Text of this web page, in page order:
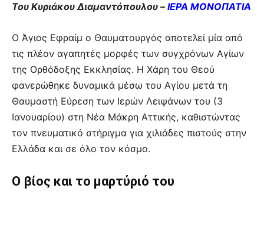
Του Κυριάκου Διαμαντόπουλου –ΙΕΡΑ ΜΟΝΟΠΑΤΙΑ
Ο Άγιος Εφραίμ ο Θαυματουργός αποτελεί μία από
τις πλέον αγαπητές μορφές των συγχρόνων Αγίων
της Ορθόδοξης Εκκλησίας. Η Χάρη του Θεού
φανερώθηκε δυναμικά μέσω του Αγίου μετά τη
Θαυμαστή Εύρεση των Ιερών Λειψάνων του (3
Ιανουαρίου) στη Νέα Μάκρη Αττικής, καθιστώντας
τον πνευματικό στήριγμα για χιλιάδες πιστούς στην
Ελλάδα και σε όλο τον κόσμο.
Ο βίος και το μαρτύριό του